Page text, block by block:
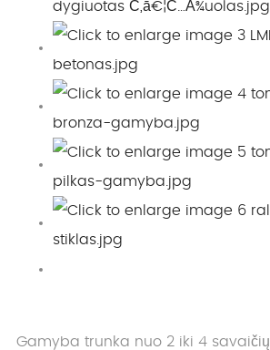
Gamyba trunka nuo 2 iki 4 savaičių.